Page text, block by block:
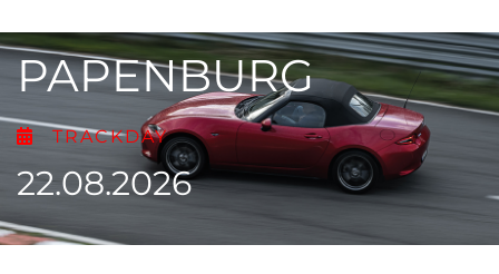
PAPENBURG
TRACKDAY
22.08.2026